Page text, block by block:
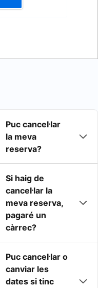
Puc cancel·lar
la meva
reserva?
Si haig de
cancel·lar la
meva reserva,
pagaré un
càrrec?
Puc cancel·lar o
canviar les
dates si tinc